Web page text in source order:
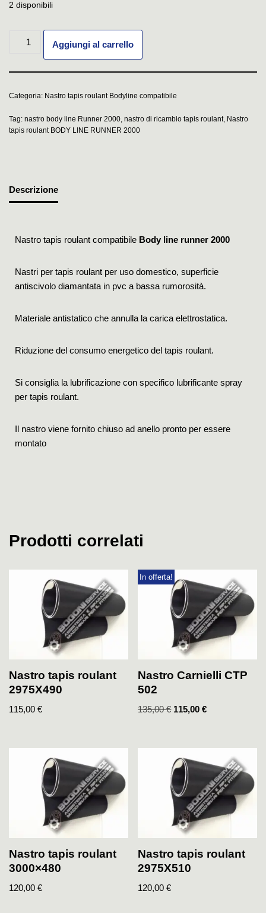
2 disponibili
Aggiungi al carrello
Categoria: Nastro tapis roulant Bodyline compatibile
Tag: nastro body line Runner 2000, nastro di ricambio tapis roulant, Nastro
tapis roulant BODY LINE RUNNER 2000
Descrizione
Nastro tapis roulant compatibile Body line runner 2000
Nastri per tapis roulant per uso domestico, superficie
antiscivolo diamantata in pvc a bassa rumorosità.
Materiale antistatico che annulla la carica elettrostatica.
Riduzione del consumo energetico del tapis roulant.
Si consiglia la lubrificazione con specifico lubrificante spray
per tapis roulant.
Il nastro viene fornito chiuso ad anello pronto per essere
montato
Prodotti correlati
Nastro tapis roulant
2975X490
115,00 €
In offerta!
Nastro Carnielli CTP
502
135,00€ 115,00€
Nastro tapis roulant
3000×480
120,00 €
Nastro tapis roulant
2975X510
120,00€